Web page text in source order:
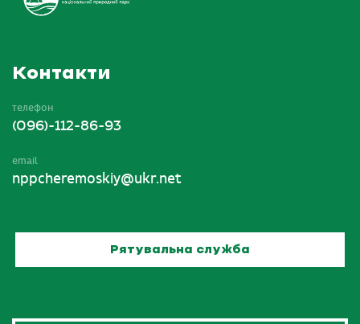
Контакти
телефон
(096)-112-86-93
email
nppcheremoskiy@ukr.net
Рятувальна служба